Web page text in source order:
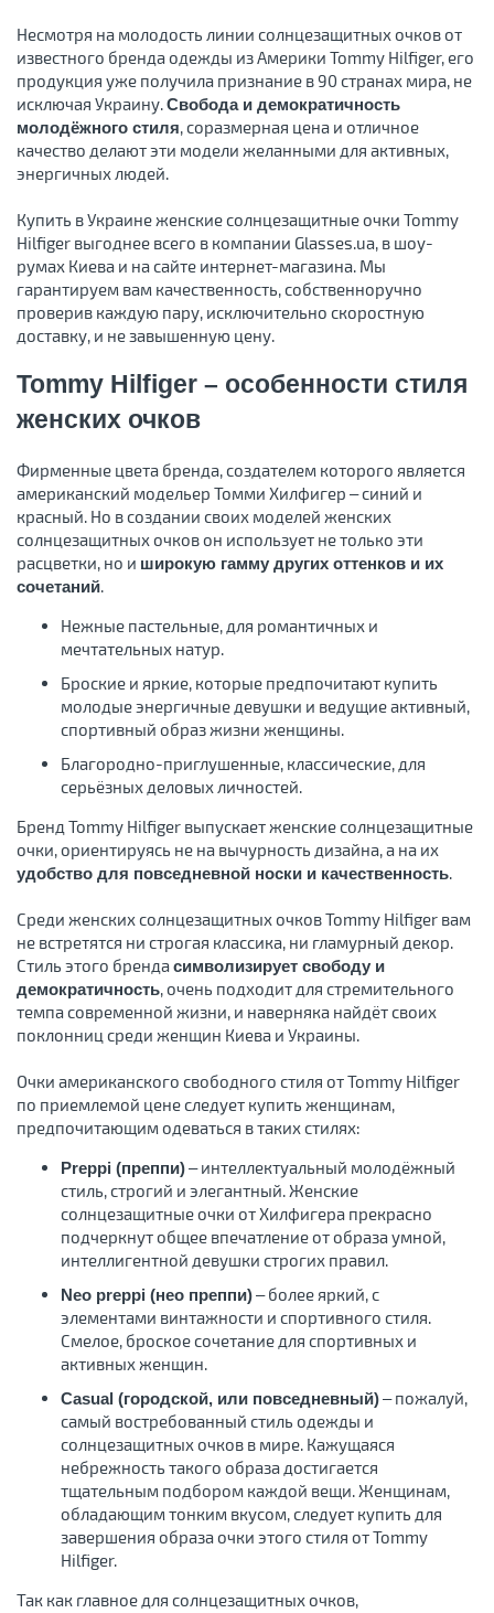
Несмотря на молодость линии солнцезащитных очков от
известного бренда одежды из Америки Tommy Hilfiger, его
продукция уже получила признание в 90 странах мира, не
исключая Украину.Свобода и демократичность
молодёжного стиля, соразмерная цена и отличное
качество делают эти модели желанными для активных,
энергичных людей.
Купить в Украине женские солнцезащитные очки Tommy
Hilfiger выгоднее всего в компании Glasses.ua, в шоу-
румах Киева и на сайте интернет-магазина. Мы
гарантируем вам качественность, собственноручно
проверив каждую пару, исключительно скоростную
доставку, и не завышенную цену.
Tommy Hilfiger – особенности стиля
женских очков
Фирменные цвета бренда, создателем которого является
американский модельер Томми Хилфигер – синий и
красный. Но в создании своих моделей женских
солнцезащитных очков он использует не только эти
расцветки, но и широкую гамму других оттенков и их
сочетаний.
Нежные пастельные, для романтичных и
мечтательных натур.
Броские и яркие, которые предпочитают купить
молодые энергичные девушки и ведущие активный,
спортивный образ жизни женщины.
Благородно-приглушенные, классические, для
серьёзных деловых личностей.
Бренд Tommy Hilfiger выпускает женские солнцезащитные
очки, ориентируясь не на вычурность дизайна, а на их
удобство для повседневной носки и качественность.
Среди женских солнцезащитных очков Tommy Hilfiger вам
не встретятся ни строгая классика, ни гламурный декор.
Стиль этого брендасимволизирует свободу и
демократичность, очень подходит для стремительного
темпа современной жизни, и наверняка найдёт своих
поклонниц среди женщин Киева и Украины.
Очки американского свободного стиля от Tommy Hilfiger
по приемлемой цене следует купить женщинам,
предпочитающим одеваться в таких стилях:
Preppi (преппи)– интеллектуальный молодёжный
стиль, строгий и элегантный. Женские
солнцезащитные очки от Хилфигера прекрасно
подчеркнут общее впечатление от образа умной,
интеллигентной девушки строгих правил.
Neo preppi (нео преппи)– более яркий, с
элементами винтажности и спортивного стиля.
Смелое, броское сочетание для спортивных и
активных женщин.
Casual (городской, или повседневный)– пожалуй,
самый востребованный стиль одежды и
солнцезащитных очков в мире. Кажущаяся
небрежность такого образа достигается
тщательным подбором каждой вещи. Женщинам,
обладающим тонким вкусом, следует купить для
завершения образа очки этого стиля от Tommy
Hilfiger.
Так как главное для солнцезащитных очков,